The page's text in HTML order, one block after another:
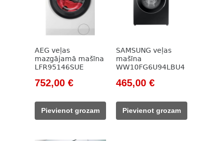
AEG veļas
mazgājamā mašīna
LFR95146SUE
Original
was:
1
752,00 €Current
752,00 €.
Pievienot grozam
SAMSUNG veļas
mašīna
WW10FG6U94LBU4
Original
was:
658,00 €.
465,00 €Current
465,00 €.
Pievienot grozam